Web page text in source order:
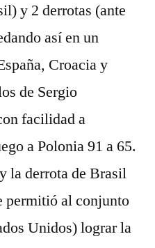
y 2 derrotas (ante
así en un
Croacia y
de Sergio
facilidad a
a Polonia 91 a 65.
la derrota de Brasil
permitió al conjunto
Unidos) lograr la